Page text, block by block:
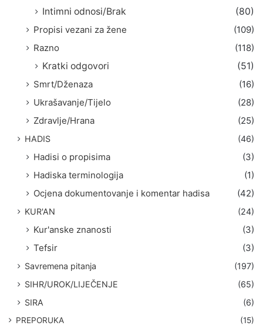
Intimni odnosi/Brak
(80)
Propisi vezani za žene
(109)
Razno
(118)
Kratki odgovori
(51)
Smrt/Dženaza
(16)
Ukrašavanje/Tijelo
(28)
Zdravlje/Hrana
(25)
HADIS (46)
Hadisi o propisima
(3)
Hadiska terminologija
(1)
Ocjena dokumentovanje i komentar hadisa
(42)
KUR'AN (24)
Kur'anske znanosti
(3)
Tefsir
(3)
Savremena pitanja
(197)
SIHR/UROK/LIJEČENJE
(65)
SIRA
(6)
PREPORUKA (15)